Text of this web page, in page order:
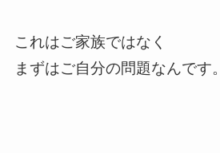
これはご家族ではなく
まずはご自分の問題なんです。